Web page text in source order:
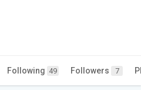
Following 49 Followers 7